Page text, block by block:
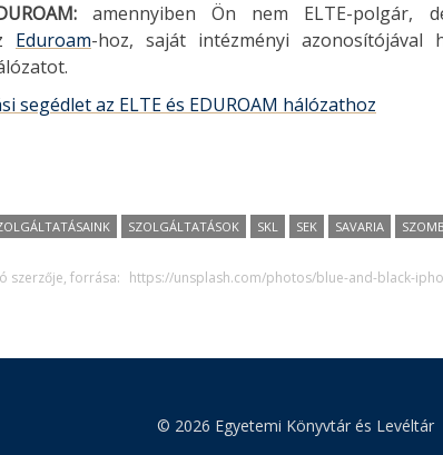
amennyiben Ön nem ELTE-polgár,
Eduroam-hoz, saját intézményi azonosítójával
segédlet az ELTE és EDUROAM hálózathoz
SZOLGÁLTATÁSOK SKL SEK SAVARIA
szerzője, forrása: https://unsplash.com/photos/blue-and-black-
© 2026 Egyetemi Könyvtár és Levéltár